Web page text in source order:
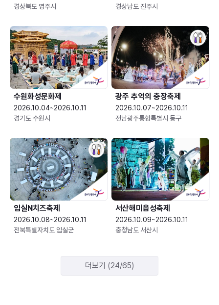
경상북도 영주시
경상남도 진주시
수원화성문화제
2026.10.04~2026.10.11
경기도 수원시
광주 추억의 충장축제
2026.10.07~2026.10.11
전남광주통합특별시 동구
임실N치즈축제
2026.10.08~2026.10.11
전북특별자치도 임실군
서산해미읍성축제
2026.10.09~2026.10.11
충청남도 서산시
더보기 (24/65)